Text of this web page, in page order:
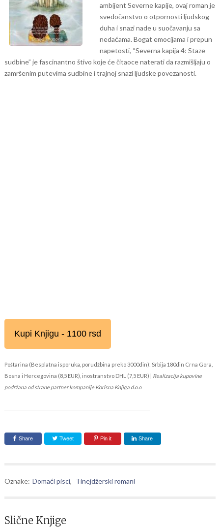
ambijent Severne kapije, ovaj roman je
svedočanstvo o otpornosti ljudskog
duha i snazi nade u suočavanju sa
nedaćama. Bogat emocijama i prepun
napetosti, “Severna kapija 4: Staze
sudbine” je fascinantno štivo koje će čitaoce naterati da razmišljaju o
zamršenim putevima sudbine i trajnoj snazi ljudske povezanosti.
Kupi Knjigu - 1100 rsd
Poštarina (Besplatna isporuka, porudžbina preko 3000din): Srbija 180din Crna Gora,
Bosna i Hercegovina (8,5 EUR), inostranstvo DHL (7,5 EUR) | Realizacija kupovine
podržana od strane partner kompanije Korisna Knjiga d.o.o
Share Tweet Pin it Share
Oznake: Domaći pisci, Tinejdžerski romani
Slične Knjige